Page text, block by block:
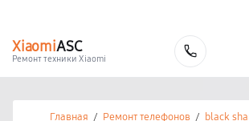
XiaomiASC
Ремонт техники Xiaomi
Главная / Ремонт телефонов / black